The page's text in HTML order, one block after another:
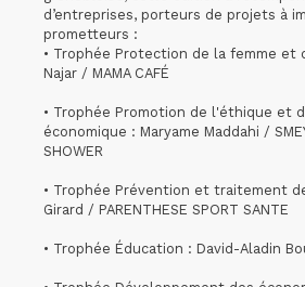
d’entreprises, porteurs de projets à
prometteurs :
• Trophée Protection de la femme et
Najar / MAMA CAFÉ
• Trophée Promotion de l'éthique et
économique : Maryame Maddahi /
SHOWER
• Trophée Prévention et traitement
Girard / PARENTHESE SPORT SANTE
• Trophée Éducation : David-Aladin